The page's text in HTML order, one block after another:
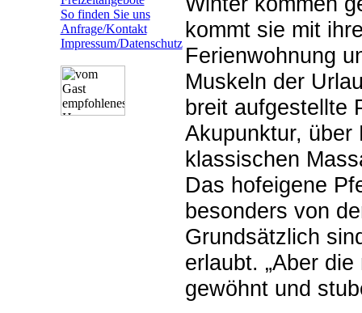
So finden Sie uns
Anfrage/Kontakt
Impressum/Datenschutz
kommt sie mit
Ferienwohnung
Muskeln der
breit aufgestellte
Akupunktur, über
klassischen
Das hofeigene
besonders von
Grundsätzlich
erlaubt. „Aber
gewöhnt und